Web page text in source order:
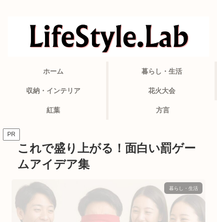
ホーム 暮らし・生活
収納・インテリア 花火大会
紅葉 方言
PR
これで盛り上がる！面白い罰ゲー
ムアイデア集
暮らし・生活